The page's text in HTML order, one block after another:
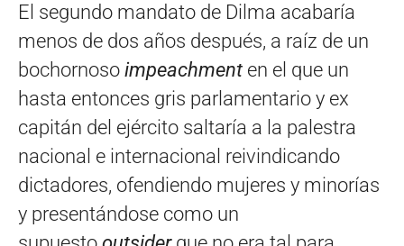
El segundo mandato de Dilma acabaría
menos de dos años después, a raíz de un
bochornoso impeachment en el que un
hasta entonces gris parlamentario y ex
capitán del ejército saltaría a la palestra
nacional e internacional reivindicando
dictadores, ofendiendo mujeres y minorías
y presentándose como un